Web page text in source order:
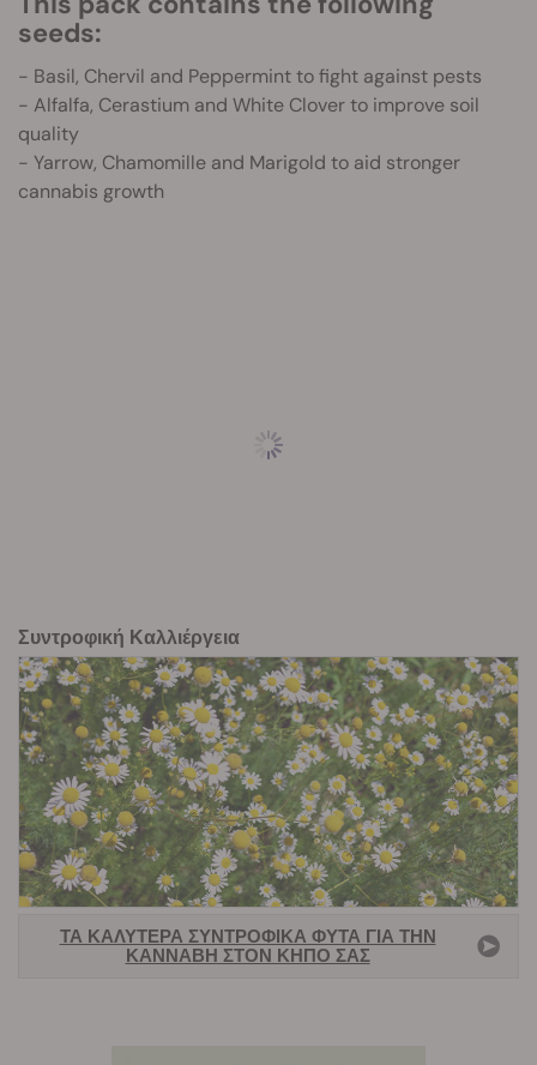
seeds:
- Basil, Chervil and Peppermint to fight against pests
- Alfalfa, Cerastium and White Clover to improve soil
quality
- Yarrow, Chamomille and Marigold to aid stronger
cannabis growth
Συντροφική Καλλιέργεια
ΤΑ ΚΑΛΎΤΕΡΑ ΣΥΝΤΡΟΦΙΚΆ ΦΥΤΆ ΓΙΑ ΤΗΝ
ΚΆΝΝΑΒΗ ΣΤΟΝ ΚΉΠΟ ΣΑΣ